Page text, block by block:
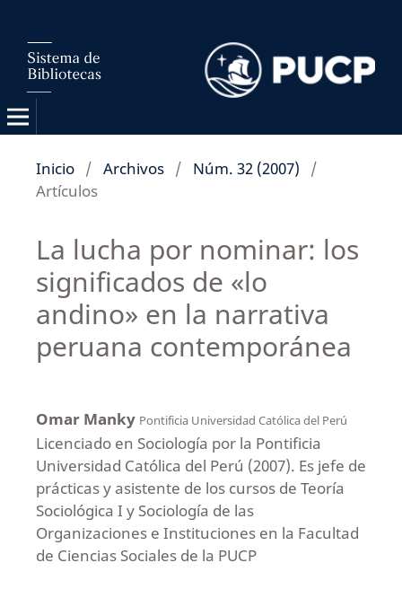
Inicio / Archivos / Núm. 32 (2007)
/
Artículos
La lucha por nominar: los
significados de «lo
andino» en la narrativa
peruana contemporánea
Omar Manky Pontificia Universidad Católica del Perú
Licenciado en Sociología por la Pontificia
Universidad Católica del Perú (2007). Es jefe de
prácticas y asistente de los cursos de Teoría
Sociológica I y Sociología de las
Organizaciones e Instituciones en la Facultad
de Ciencias Sociales de la PUCP